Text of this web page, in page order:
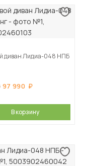
диван Лидиа-048 НПБ
97 990
В корзину